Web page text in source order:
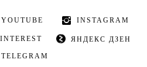
YOUTUBE INSTAGRAM
ЯНДЕКС ДЗЕН
TELEGRAM